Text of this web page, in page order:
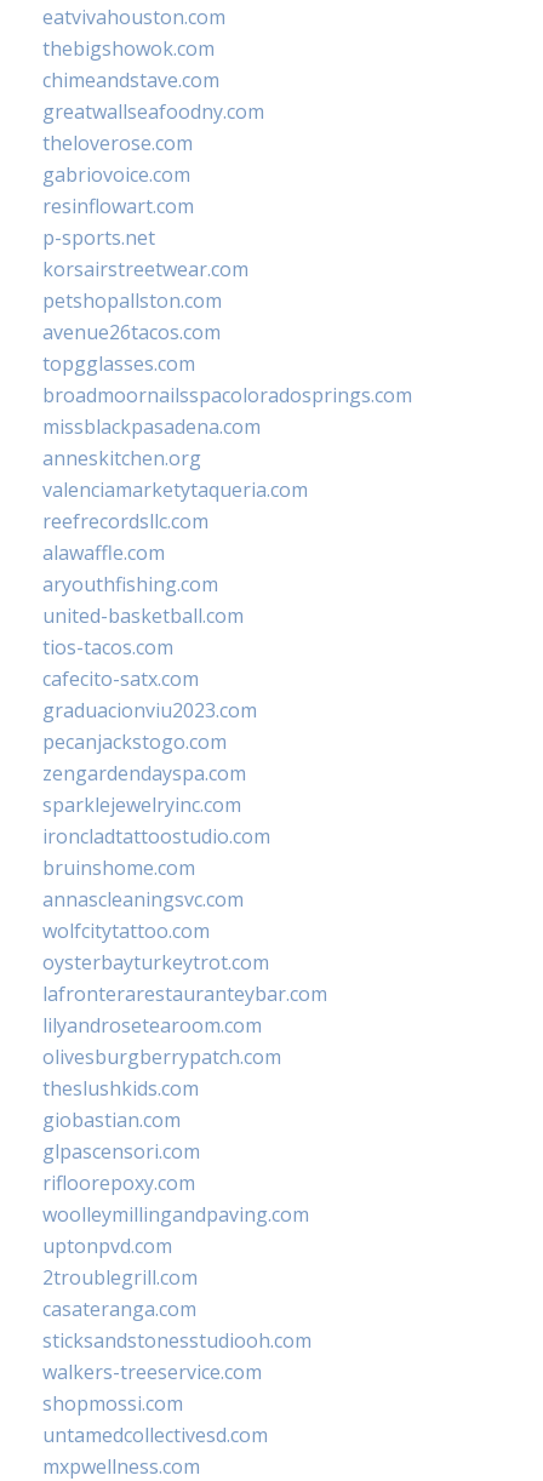
eatvivahouston.com
thebigshowok.com
chimeandstave.com
greatwallseafoodny.com
theloverose.com
gabriovoice.com
resinflowart.com
p-sports.net
korsairstreetwear.com
petshopallston.com
avenue26tacos.com
topgglasses.com
broadmoornailsspacoloradosprings.com
missblackpasadena.com
anneskitchen.org
valenciamarketytaqueria.com
reefrecordsllc.com
alawaffle.com
aryouthfishing.com
united-basketball.com
tios-tacos.com
cafecito-satx.com
graduacionviu2023.com
pecanjackstogo.com
zengardendayspa.com
sparklejewelryinc.com
ironcladtattoostudio.com
bruinshome.com
annascleaningsvc.com
wolfcitytattoo.com
oysterbayturkeytrot.com
lafronterarestauranteybar.com
lilyandrosetearoom.com
olivesburgberrypatch.com
theslushkids.com
giobastian.com
glpascensori.com
rifloorepoxy.com
woolleymillingandpaving.com
uptonpvd.com
2troublegrill.com
casateranga.com
sticksandstonesstudiooh.com
walkers-treeservice.com
shopmossi.com
untamedcollectivesd.com
mxpwellness.com